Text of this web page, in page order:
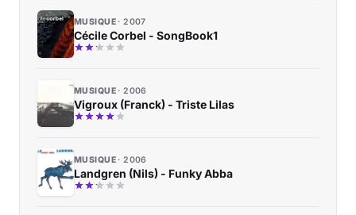
MUSIQUE 2007
Cécile Corbel - SongBook1
MUSIQUE 2006
Vigroux (Franck) - Triste Lilas
MUSIQUE 2006
Landgren (Nils) - Funky Abba